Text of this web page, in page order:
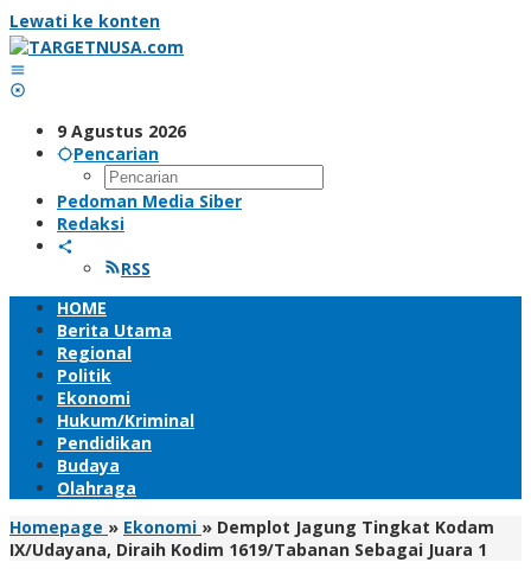
Lewati ke konten
9 Agustus 2026
Pencarian
Pedoman Media Siber
Redaksi
RSS
HOME
Berita Utama
Regional
Politik
Ekonomi
Hukum/Kriminal
Pendidikan
Budaya
Olahraga
Homepage » Ekonomi » Demplot Jagung Tingkat Kodam
IX/Udayana, Diraih Kodim 1619/Tabanan Sebagai Juara 1